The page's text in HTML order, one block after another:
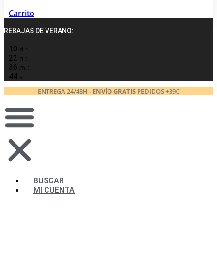
Carrito
REBAJAS DE VERANO:
10 d :
22 h :
36 m :
43 s
ENTREGA 24/48H - ENVÍO GRATISPEDIDOS +39€
BUSCAR
MI CUENTA